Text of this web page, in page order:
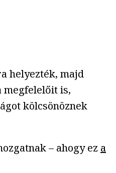
helyezték, majd
megfelelőit is,
kölcsönöznek
– ahogy ez a